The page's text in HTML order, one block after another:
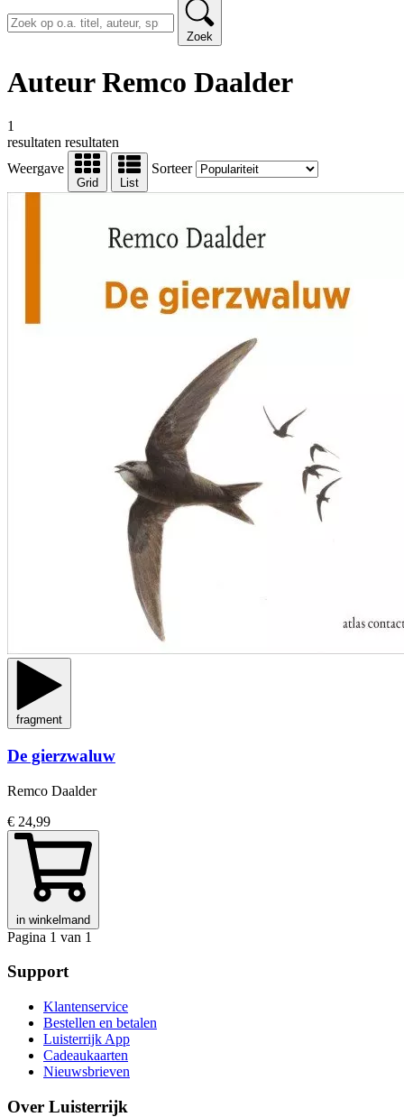
Zoek
Auteur Remco Daalder
1
resultaten resultaten
Weergave
Grid List
Sorteer
fragment
De gierzwaluw
Remco Daalder
€ 24,99
in winkelmand
Pagina 1 van 1
Support
Klantenservice
Bestellen en betalen
Luisterrijk App
Cadeaukaarten
Nieuwsbrieven
Over Luisterrijk